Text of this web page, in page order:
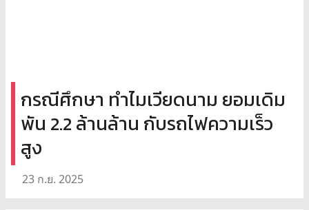
กรณีศึกษา ทำไมเวียดนาม ยอมเดิม
พัน 2.2 ล้านล้าน กับรถไฟความเร็ว
สูง
23 ก.ย. 2025